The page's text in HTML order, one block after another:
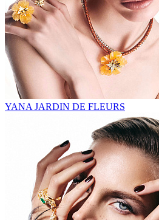
YANA JARDIN DE FLEURS